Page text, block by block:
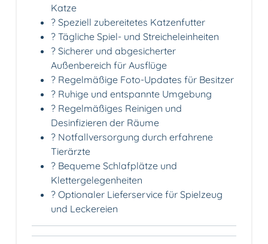
Katze
? Speziell zubereitetes Katzenfutter
? Tägliche Spiel- und Streicheleinheiten
? Sicherer und abgesicherter
Außenbereich für Ausflüge
? Regelmäßige Foto-Updates für Besitzer
? Ruhige und entspannte Umgebung
? Regelmäßiges Reinigen und
Desinfizieren der Räume
? Notfallversorgung durch erfahrene
Tierärzte
?️ Bequeme Schlafplätze und
Klettergelegenheiten
? Optionaler Lieferservice für Spielzeug
und Leckereien